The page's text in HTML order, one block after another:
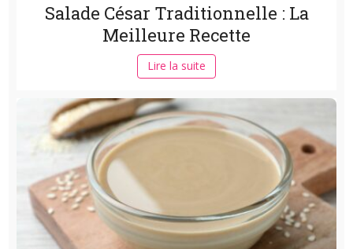
Salade César Traditionnelle : La
Meilleure Recette
Lire la suite